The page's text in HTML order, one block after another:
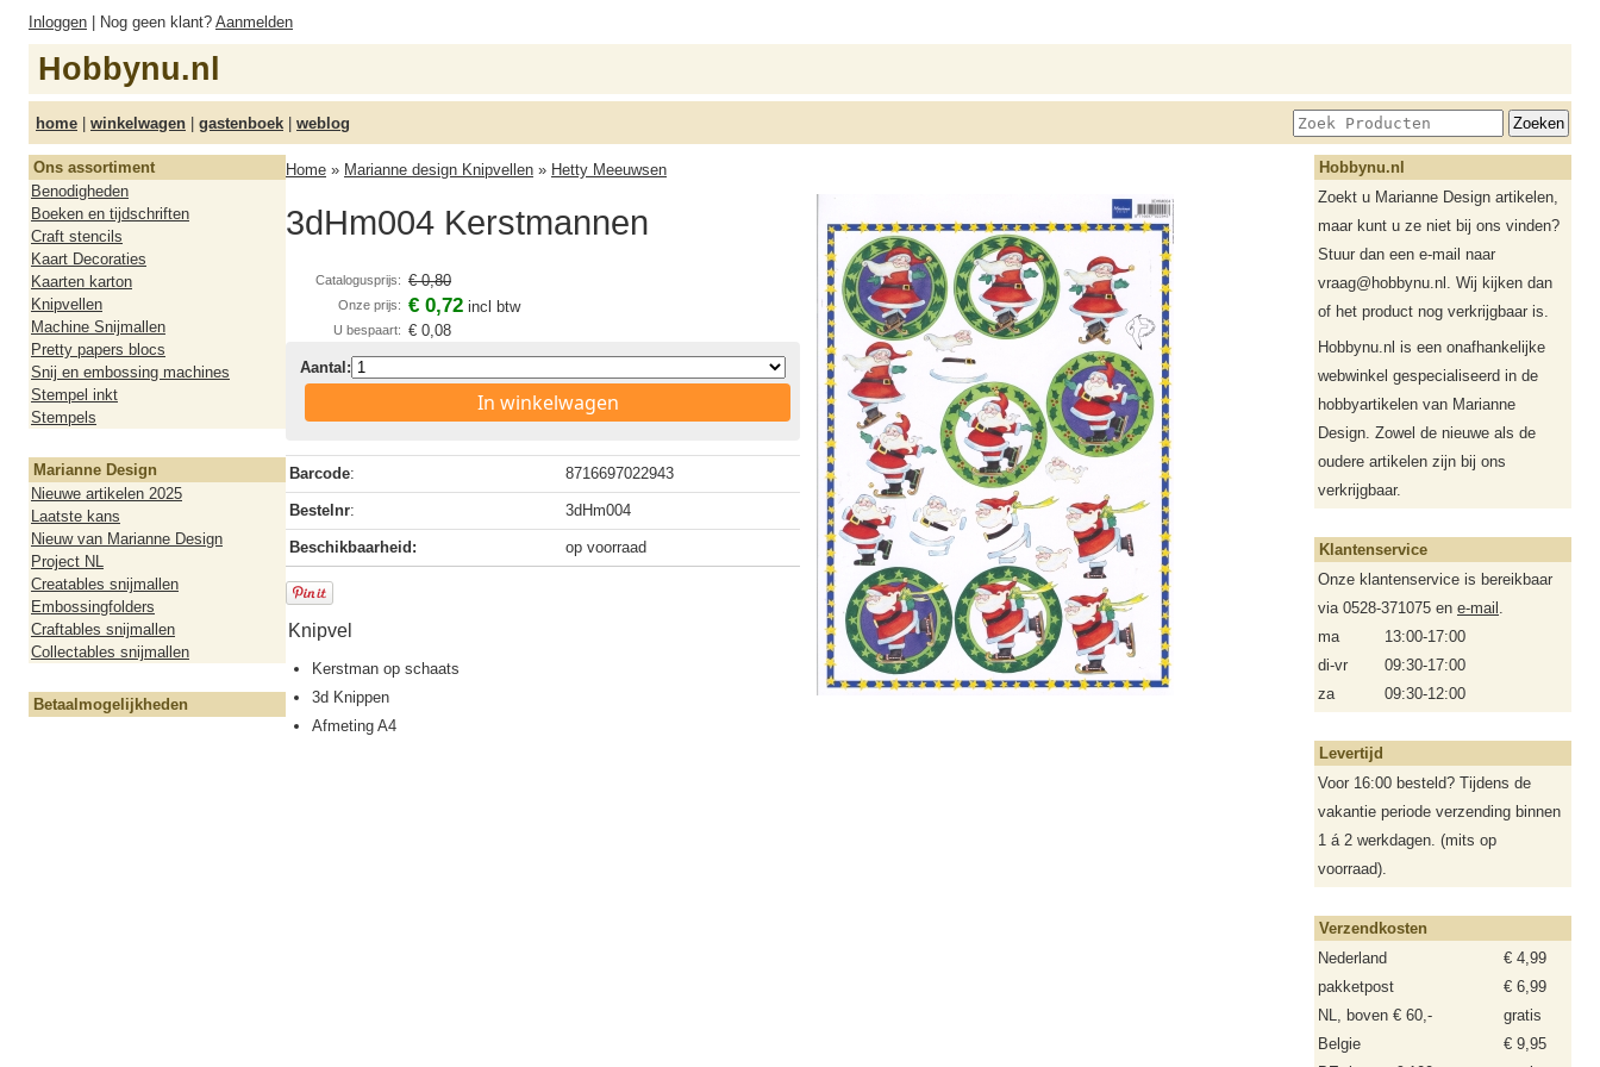
Inloggen | Nog geen klant? Aanmelden
Hobbynu.nl
home | winkelwagen | gastenboek | weblog
Ons assortiment
Benodigheden
Boeken en tijdschriften
Craft stencils
Kaart Decoraties
Kaarten karton
Knipvellen
Machine Snijmallen
Pretty papers blocs
Snij en embossing machines
Stempel inkt
Stempels
Marianne Design
Nieuwe artikelen 2025
Laatste kans
Nieuw van Marianne Design
Project NL
Creatables snijmallen
Embossingfolders
Craftables snijmallen
Collectables snijmallen
Betaalmogelijkheden
Home » Marianne design Knipvellen » Hetty Meeuwsen
3dHm004 Kerstmannen
Catalogusprijs: € 0,80
Onze prijs: € 0,72 incl btw
U bespaart: € 0,08
Aantal:
In winkelwagen
Barcode: 8716697022943
Bestelnr: 3dHm004
Beschikbaarheid: op voorraad
Knipvel
Kerstman op schaats
3d Knippen
Afmeting A4
Hobbynu.nl
Zoekt u Marianne Design artikelen,
maar kunt u ze niet bij ons vinden?
Stuur dan een e-mail naar
vraag@hobbynu.nl. Wij kijken dan
of het product nog verkrijgbaar is.
Hobbynu.nl is een onafhankelijke
webwinkel gespecialiseerd in de
hobbyartikelen van Marianne
Design. Zowel de nieuwe als de
oudere artikelen zijn bij ons
verkrijgbaar.
Klantenservice
Onze klantenservice is bereikbaar
via 0528-371075 en e-mail .
ma
13:00-17:00
di-vr
09:30-17:00
za
09:30-12:00
Levertijd
Voor 16:00 besteld? Tijdens de
vakantie periode verzending binnen
1 á 2 werkdagen. (mits op
voorraad).
Verzendkosten
Nederland
€ 4,99
pakketpost
€ 6,99
NL, boven € 60,-
gratis
Belgie
€ 9,95